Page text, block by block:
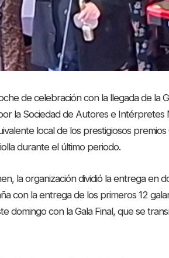
de celebración con la llegada de la
la Sociedad de Autores e Intérpretes
local de los prestigiosos
durante el último periodo.
la organización dividió la entrega en
con la entrega de los primeros 12
domingo con la Gala Final, que se